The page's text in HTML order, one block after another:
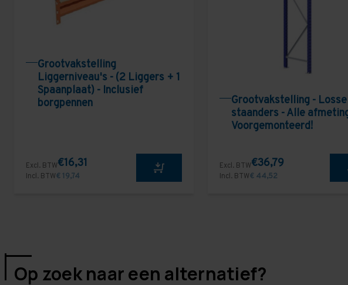
Grootvakstelling
Liggerniveau's - (2 Liggers + 1
Spaanplaat) - Inclusief
borgpennen
Excl. BTW€16,31
Incl. BTW€ 19,74
Grootvakstelling - Losse
staanders - Alle
Voorgemonteerd!
Excl. BTW€36,79
Incl. BTW€ 44,52
Op zoek naar een alternatief?